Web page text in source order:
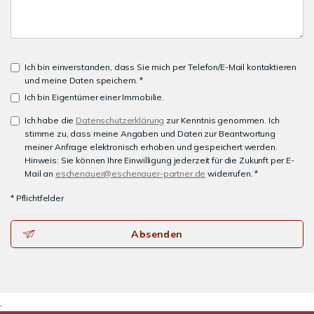
Ich bin einverstanden, dass Sie mich per Telefon/E-Mail kontaktieren
und meine Daten speichern. *
Ich bin Eigentümer einer Immobilie.
Ich habe die Datenschutzerklärung zur Kenntnis genommen. Ich
stimme zu, dass meine Angaben und Daten zur Beantwortung
meiner Anfrage elektronisch erhoben und gespeichert werden.
Hinweis: Sie können Ihre Einwilligung jederzeit für die Zukunft per E-
Mail an eschenauer@eschenauer-partner.de widerrufen. *
* Pflichtfelder
Absenden
.